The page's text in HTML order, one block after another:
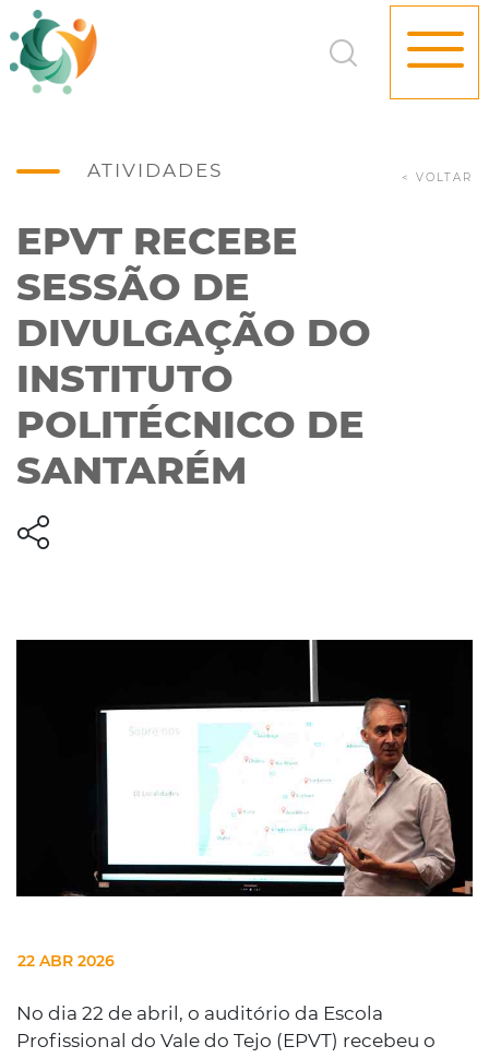
ATIVIDADES < VOLTAR
EPVT RECEBE
SESSÃO DE
DIVULGAÇÃO DO
INSTITUTO
POLITÉCNICO DE
SANTARÉM
22 ABR 2026
No dia 22 de abril, o auditório da Escola
Profissional do Vale do Tejo (EPVT) recebeu o